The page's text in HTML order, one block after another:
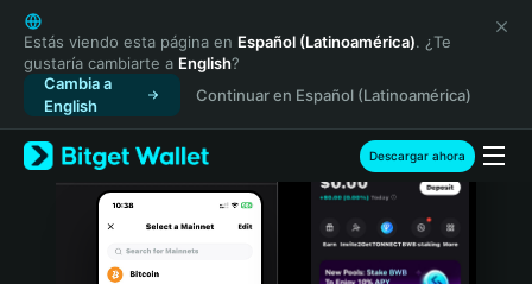
English
日本語
Tiếng Việt
Русский
Español (Latinoamérica)
Türkçe
Italiano
Estás viendo esta página en Español (Latinoamérica). ¿Te
gustaría cambiarte a English?
Cambia a
English
Continuar en Español (Latinoamérica)
Descargar ahora